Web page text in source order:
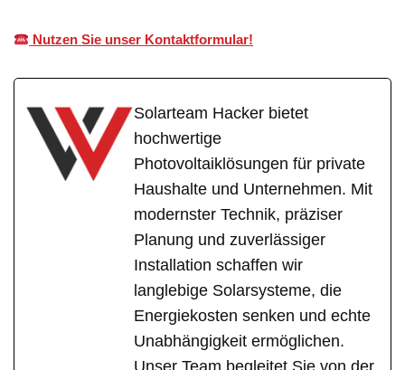
Nutzen Sie unser Kontaktformular!
Solarteam Hacker bietet
hochwertige
Photovoltaiklösungen für private
Haushalte und Unternehmen. Mit
modernster Technik, präziser
Planung und zuverlässiger
Installation schaffen wir
langlebige Solarsysteme, die
Energiekosten senken und echte
Unabhängigkeit ermöglichen.